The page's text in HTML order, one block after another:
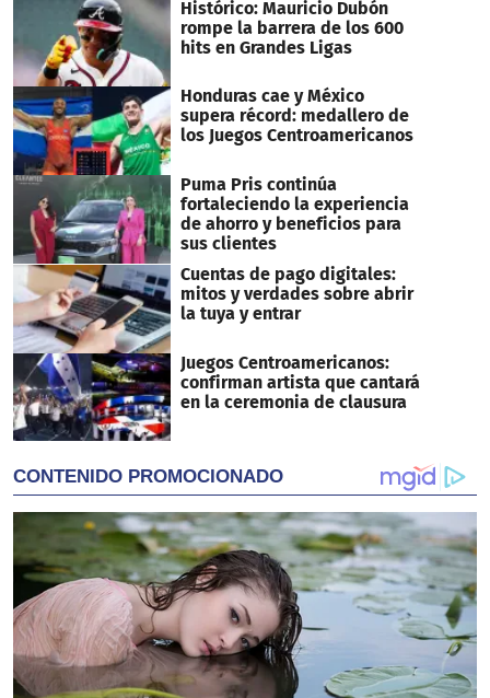
Histórico: Mauricio Dubón
rompe la barrera de los 600
hits en Grandes Ligas
Honduras cae y México
supera récord: medallero de
los Juegos Centroamericanos
Puma Pris continúa
fortaleciendo la experiencia
de ahorro y beneficios para
sus clientes
Cuentas de pago digitales:
mitos y verdades sobre abrir
la tuya y entrar
Juegos Centroamericanos:
confirman artista que cantará
en la ceremonia de clausura